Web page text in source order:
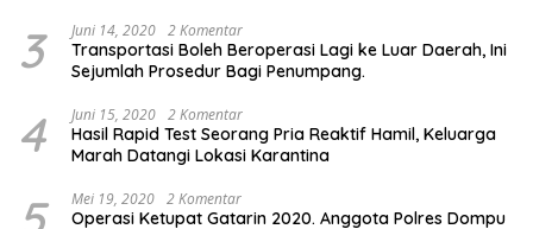
3 Juni 14, 2020 2 Komentar
Transportasi Boleh Beroperasi Lagi ke Luar Daerah, Ini
Sejumlah Prosedur Bagi Penumpang.
4 Juni 15, 2020 2 Komentar
Hasil Rapid Test Seorang Pria Reaktif Hamil, Keluarga
Marah Datangi Lokasi Karantina
Mei 19, 2020 2 Komentar
Operasi Ketupat Gatarin 2020. Anggota Polres Dompu